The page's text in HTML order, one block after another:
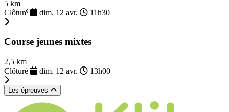
5 km
Clôturé
dim. 12 avr. 11h30
Course jeunes mixtes
2,5 km
Clôturé
dim. 12 avr. 13h00
Les épreuves